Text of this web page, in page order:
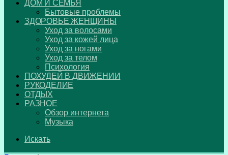
ДОМ И СЕМЬЯ
Бытовые проблемы
ЗДОРОВЬЕ ЖЕНЩИНЫ
Уход за волосами
Уход за кожей лица
Уход за ногами
Уход за телом
Психология
ПОХУДЕЙ В ДВИЖЕНИИ
РУКОДЕЛИЕ
ОТДЫХ
РАЗНОЕ
Обзор интернета
Музыка
Искать